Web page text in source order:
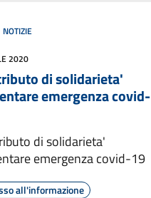
NOTIZIE
2020
di solidarieta'
emergenza covid-
di solidarieta'
emergenza covid-19
all'informazione